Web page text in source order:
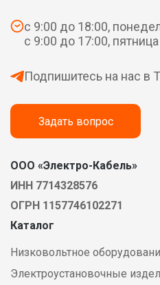
с 9:00 до 18:00,
с 9:00 до 17:00, пятница
Подпишитесь на нас в
Задать вопрос
ООО «Электро-Кабель»
ИНН 7714328576
ОГРН 1157746102271
Каталог
Низковольтное
Электроустановочные